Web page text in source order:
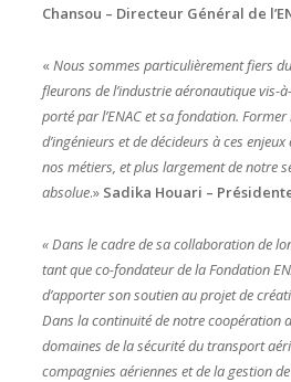
Chansou – Directeur Général de
«Nous sommes particulièrement fiers
fleurons de l’industrie aéronautique vis-
porté par l’ENAC et sa fondation.
d’ingénieurs et de décideurs à ces
nos métiers, et plus largement de notre
absolue.» Sadika Houari –
« Dans le cadre de sa collaboration de
tant que co-fondateur de la Fondation
d’apporter son soutien au projet de
Dans la continuité de notre coopération
domaines de la sécurité du transport
compagnies aériennes et de la gestion